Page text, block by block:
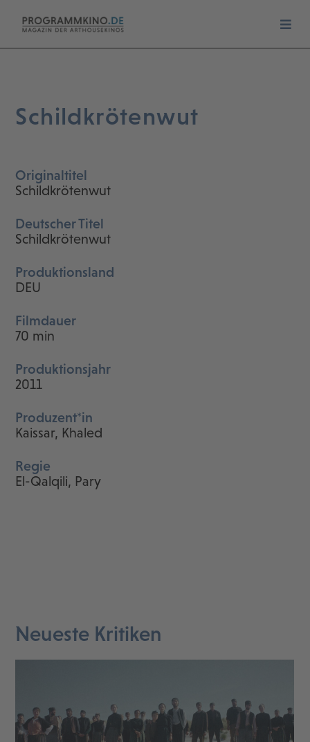
Schildkrötenwut
Originaltitel
Schildkrötenwut
Deutscher Titel
Schildkrötenwut
Produktionsland
DEU
Filmdauer
70 min
Produktionsjahr
2011
Produzent*in
Kaissar, Khaled
Regie
El-Qalqili, Pary
Neueste Kritiken